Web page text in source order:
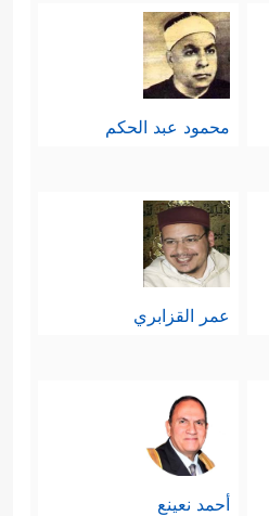
محمود عبد الحكم
عمر القزابري
أحمد نعينع